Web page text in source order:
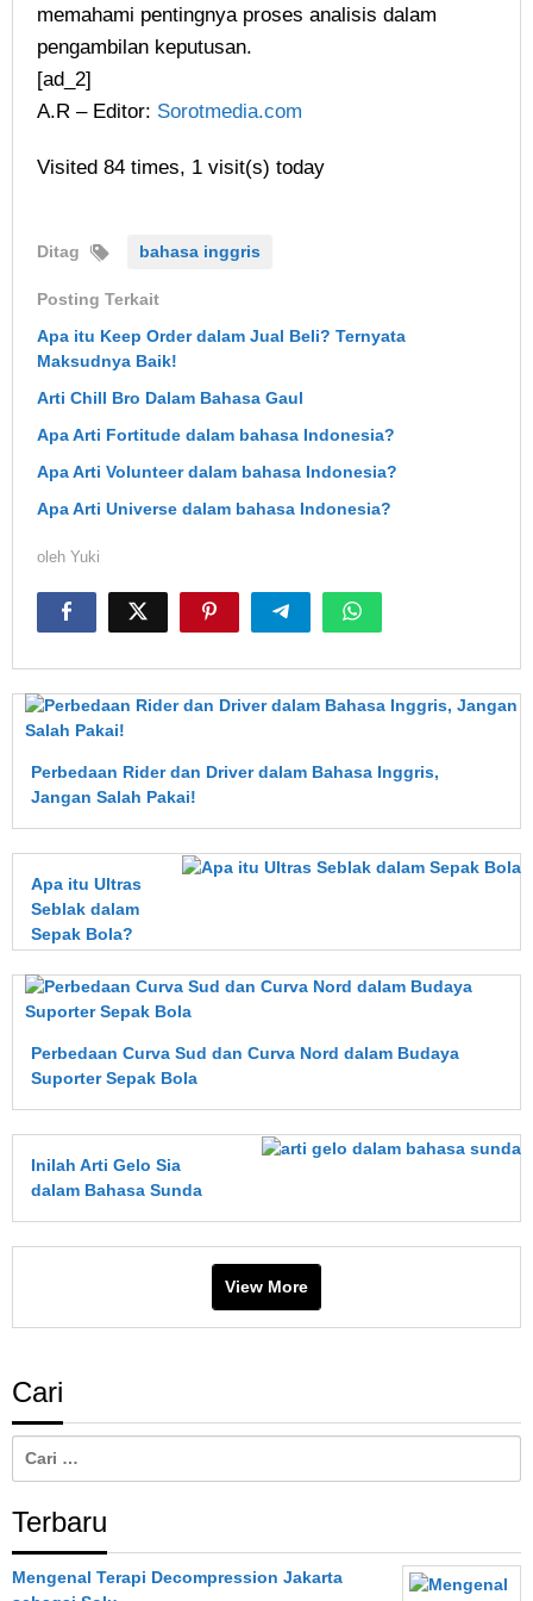
memahami pentingnya proses analisis dalam
pengambilan keputusan.
[ad_2]
A.R – Editor: Sorotmedia.com
Visited 84 times, 1 visit(s) today
Ditag bahasa inggris
Posting Terkait
Apa itu Keep Order dalam Jual Beli? Ternyata
Maksudnya Baik!
Arti Chill Bro Dalam Bahasa Gaul
Apa Arti Fortitude dalam bahasa Indonesia?
Apa Arti Volunteer dalam bahasa Indonesia?
Apa Arti Universe dalam bahasa Indonesia?
oleh Yuki
Perbedaan Rider dan Driver dalam Bahasa Inggris,
Jangan Salah Pakai!
Apa itu Ultras
Seblak dalam
Sepak Bola?
Perbedaan Curva Sud dan Curva Nord dalam Budaya
Suporter Sepak Bola
Inilah Arti Gelo Sia
dalam Bahasa Sunda
View More
Cari
Terbaru
Mengenal Terapi Decompression Jakarta